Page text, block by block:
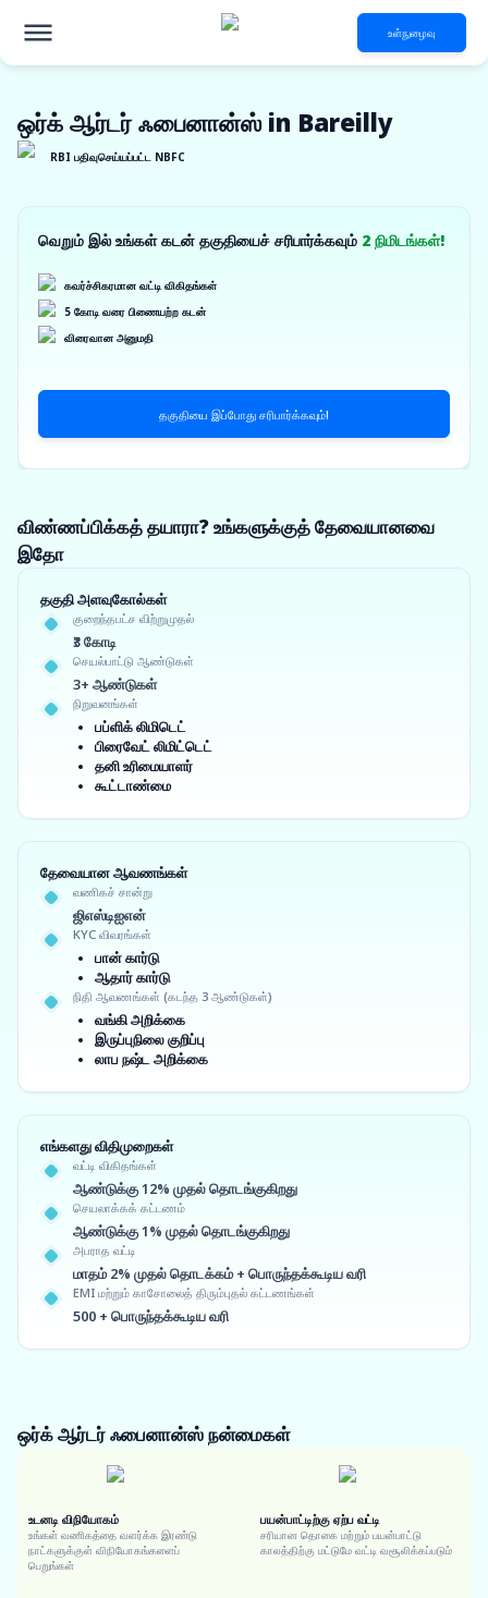
உள்நுழைவு
ஒர்க் ஆர்டர் ஃபைனான்ஸ் in Bareilly
RBI பதிவுசெய்யப்பட்ட NBFC
வெறும் இல் உங்கள் கடன் தகுதியைச் சரிபார்க்கவும் 2 நிமிடங்கள்!
கவர்ச்சிகரமான வட்டி விகிதங்கள்
5 கோடி வரை பிணையற்ற கடன்
விரைவான அனுமதி
தகுதியை இப்போது சரிபார்க்கவும்!
விண்ணப்பிக்கத் தயாரா? உங்களுக்குத் தேவையானவை
இதோ
தகுதி அளவுகோல்கள்
குறைந்தபட்ச விற்றுமுதல்
₹3 கோடி
செயல்பாட்டு ஆண்டுகள்
3+ ஆண்டுகள்
நிறுவனங்கள்
பப்ளிக் லிமிடெட்
பிரைவேட் லிமிட்டெட்
தனி உரிமையாளர்
கூட்டாண்மை
தேவையான ஆவணங்கள்
வணிகச் சான்று
ஜிஎஸ்டிஐஎன்
KYC விவரங்கள்
பான் கார்டு
ஆதார் கார்டு
நிதி ஆவணங்கள் (கடந்த 3 ஆண்டுகள்)
வங்கி அறிக்கை
இருப்புநிலை குறிப்பு
லாப நஷ்ட அறிக்கை
எங்களது விதிமுறைகள்
வட்டி விகிதங்கள்
ஆண்டுக்கு 12% முதல் தொடங்குகிறது
செயலாக்கக் கட்டணம்
ஆண்டுக்கு 1% முதல் தொடங்குகிறது
அபராத வட்டி
மாதம் 2% முதல் தொடக்கம் + பொருந்தக்கூடிய வரி
EMI மற்றும் காசோலைத் திரும்புதல் கட்டணங்கள்
500 + பொருந்தக்கூடிய வரி
ஒர்க் ஆர்டர் ஃபைனான்ஸ்நன்மைகள்
உடனடி விநியோகம்
உங்கள் வணிகத்தை வளர்க்க இரண்டு
நாட்களுக்குள் விநியோகங்களைப்
பெறுங்கள்
பயன்பாட்டிற்கு ஏற்ப வட்டி
சரியான தொகை மற்றும் பயன்பாட்டு
காலத்திற்கு மட்டுமே வட்டி வசூலிக்கப்படும்